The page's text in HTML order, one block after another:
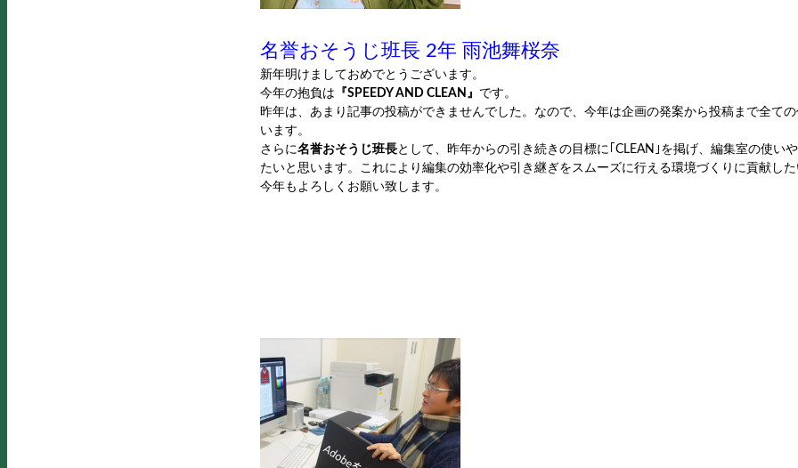
名誉おそうじ班長 2年 雨池舞桜奈
新年明けましておめでとうございます。
今年の抱負は 『SPEEDY AND CLEAN』 です。
昨年は、あまり記事の投稿ができませんでした。なので、今年は企画の発案から投稿まで全て
います。
さらに名誉おそうじ班長として、昨年からの引き続きの目標に｢CLEAN｣を掲げ、編集室の使い
たいと思います。これにより編集の効率化や引き継ぎをスムーズに行える環境づくりに貢献した
今年もよろしくお願い致します。